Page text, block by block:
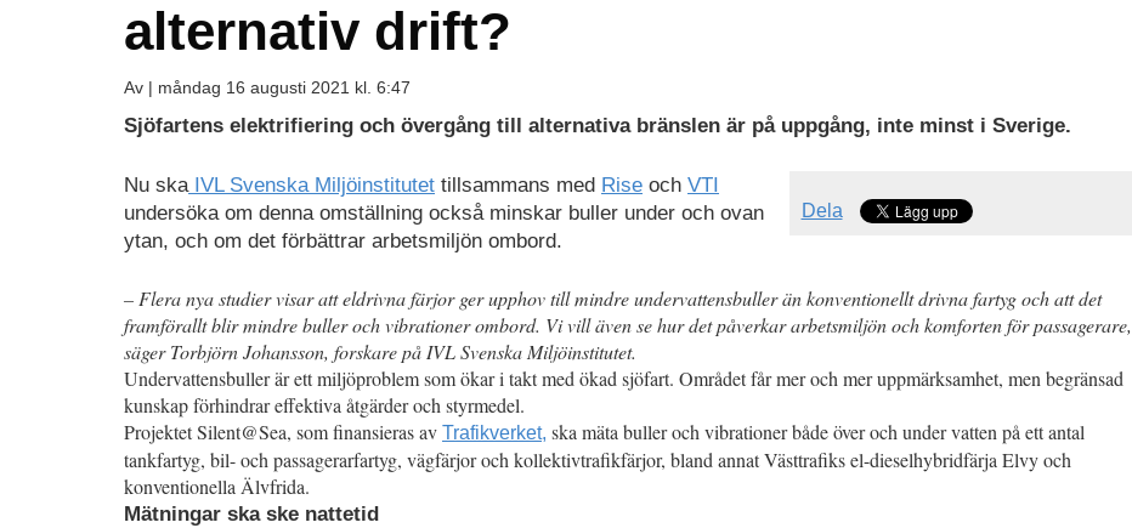
alternativ drift?
Av | måndag 16 augusti 2021 kl. 6:47
Sjöfartens elektrifiering och övergång till alternativa bränslen är på uppgång, inte minst i Sverige.
Dela
Nu skaIVL Svenska Miljöinstitutet tillsammans med Rise och VTI
undersöka om denna omställning också minskar buller under och ovan
ytan, och om det förbättrar arbetsmiljön ombord.
– Flera nya studier visar att eldrivna färjor ger upphov till mindre undervattensbuller än konventionellt drivna fartyg och att det
framförallt blir mindre buller och vibrationer ombord. Vi vill även se hur det påverkar arbetsmiljön och komforten för passagerare,
säger Torbjörn Johansson, forskare på IVL Svenska Miljöinstitutet.
Undervattensbuller är ett miljöproblem som ökar i takt med ökad sjöfart. Området får mer och mer uppmärksamhet, men begränsad
kunskap förhindrar effektiva åtgärder och styrmedel.
Projektet Silent@Sea, som finansieras av Trafikverket, ska mäta buller och vibrationer både över och under vatten på ett antal
tankfartyg, bil- och passagerarfartyg, vägfärjor och kollektivtrafikfärjor, bland annat Västtrafiks el-dieselhybridfärja Elvy och
konventionella Älvfrida.
Mätningar ska ske nattetid